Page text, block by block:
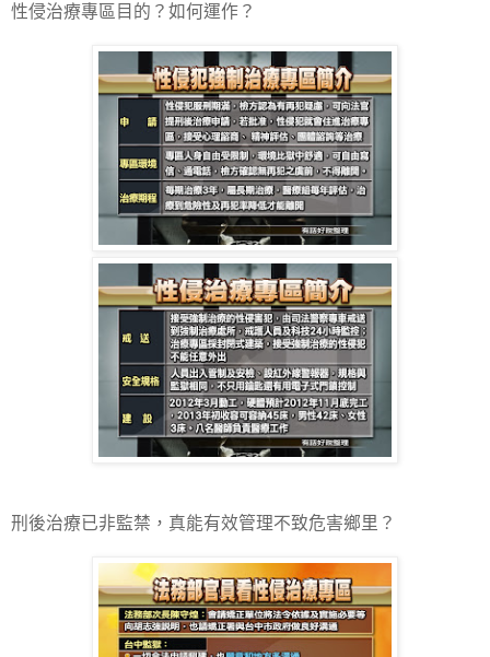
性侵治療專區目的？如何運作？
刑後治療已非監禁，真能有效管理不致危害鄉里？